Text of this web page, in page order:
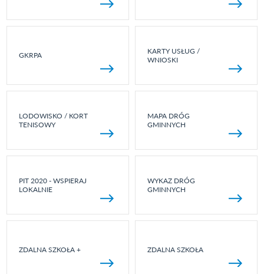
GKRPA
KARTY USŁUG /
WNIOSKI
LODOWISKO / KORT
TENISOWY
MAPA DRÓG
GMINNYCH
PIT 2020 - WSPIERAJ
LOKALNIE
WYKAZ DRÓG
GMINNYCH
ZDALNA SZKOŁA + ZDALNA SZKOŁA